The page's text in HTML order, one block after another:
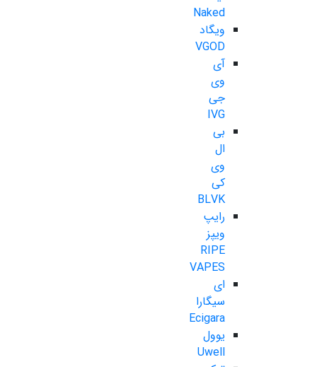
Naked
ویگاد
VGOD
آی
وی
جی
IVG
بی
ال
وی
کی
BLVK
رایپ
ویپز
RIPE
VAPES
ای
سیگارا
Ecigara
یوول
Uwell